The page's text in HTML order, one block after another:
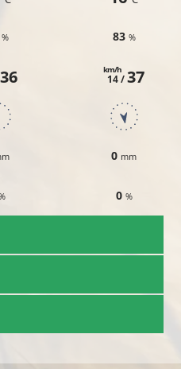
%
36
83 %
14 /
km/h 37
0 mm
0 %